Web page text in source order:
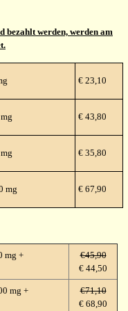
bezahlt werden, werden am
€ 23,10
€ 43,80
€ 35,80
mg € 67,90
mg +
€45,90
€ 44,50
mg +
€71,10
€ 68,90